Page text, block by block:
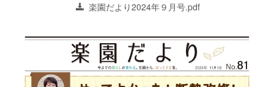
楽園だより2024年９月号.pdf